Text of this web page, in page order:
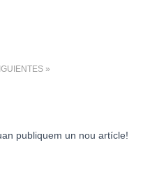
publiquem un nou artícle!